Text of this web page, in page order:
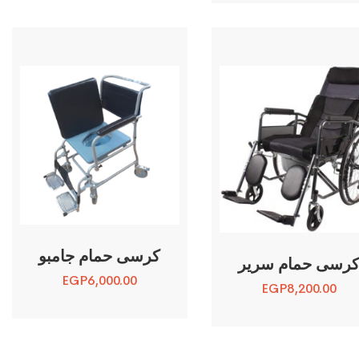
كرسى حمام جامبو
EGP6,000.00
كرسى حمام سرير
EGP8,200.00